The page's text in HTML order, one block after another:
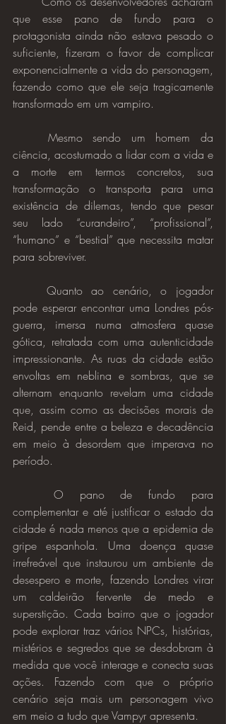
que esse pano de fundo para o
protagonista ainda não estava pesado o
suficiente, fizeram o favor de complicar
exponencialmente a vida do personagem,
fazendo como que ele seja tragicamente
transformado em um vampiro.
ciência, acostumado a lidar com a vida e
a morte em termos concretos, sua
transformação o transporta para uma
existência de dilemas, tendo que pesar
seu lado “curandeiro”, “profissional”,
“humano” e “bestial” que necessita matar
para sobreviver.
pode esperar encontrar uma Londres pós-
guerra, imersa numa atmosfera quase
gótica, retratada com uma autenticidade
impressionante. As ruas da cidade estão
envoltas em neblina e sombras, que se
alternam enquanto revelam uma cidade
que, assim como as decisões morais de
Reid, pende entre a beleza e decadência
em meio à desordem que imperava no
período.
complementar e até justificar o estado da
cidade é nada menos que a epidemia de
gripe espanhola. Uma doença quase
irrefreável que instaurou um ambiente de
desespero e morte, fazendo Londres virar
um caldeirão fervente de medo e
superstição. Cada bairro que o jogador
pode explorar traz vários NPCs, histórias,
mistérios e segredos que se desdobram à
medida que você interage e conecta suas
ações. Fazendo com que o próprio
cenário seja mais um personagem vivo
em meio a tudo que Vampyr apresenta.